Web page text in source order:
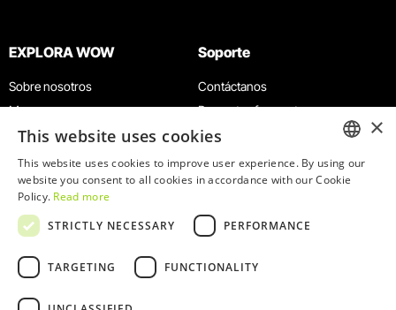
EXPLORA WOW
Sobre nosotros
Museos
Agenda
Noticias
Restaurantes
Tarjeta WOW
Grupos y eventos
Servicio educativo
Soporte
Contáctanos
Preguntas frecuentes
Términos y condiciones
Política de privacidad y cookies
Trabaja con nosotros
Libro de reclamaciones
ENGLISH
×
This website uses cookies
This website uses cookies to improve user experience. By using our
website you consent to all cookies in accordance with our Cookie
Policy. Read more
STRICTLY NECESSARY
PERFORMANCE
TARGETING FUNCTIONALITY